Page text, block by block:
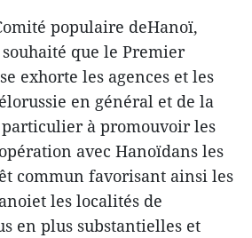
populaire deHanoï,
que le Premier
exhorte les agences et les
en général et de la
à promouvoir les
avec Hanoïdans les
commun favorisant ainsi les
les localités de
en plus substantielles et